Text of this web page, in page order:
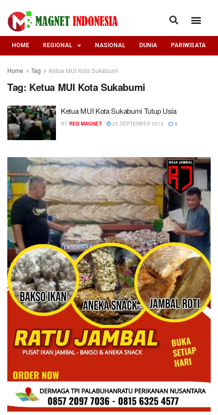
HOME REGIONAL NASIONAL DUNIA PARIWISATA
Home Tag Ketua MUI Kota Sukabumi
Tag: Ketua MUI Kota Sukabumi
Ketua MUI Kota Sukabumi Tutup Usia
BY RED MAGNET 25 SEPTEMBER 2019 0